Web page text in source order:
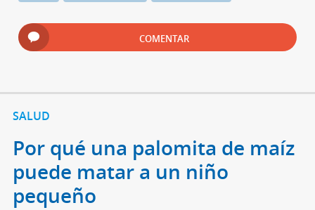
COMENTAR
SALUD
Por qué una palomita de maíz
puede matar a un niño
pequeño